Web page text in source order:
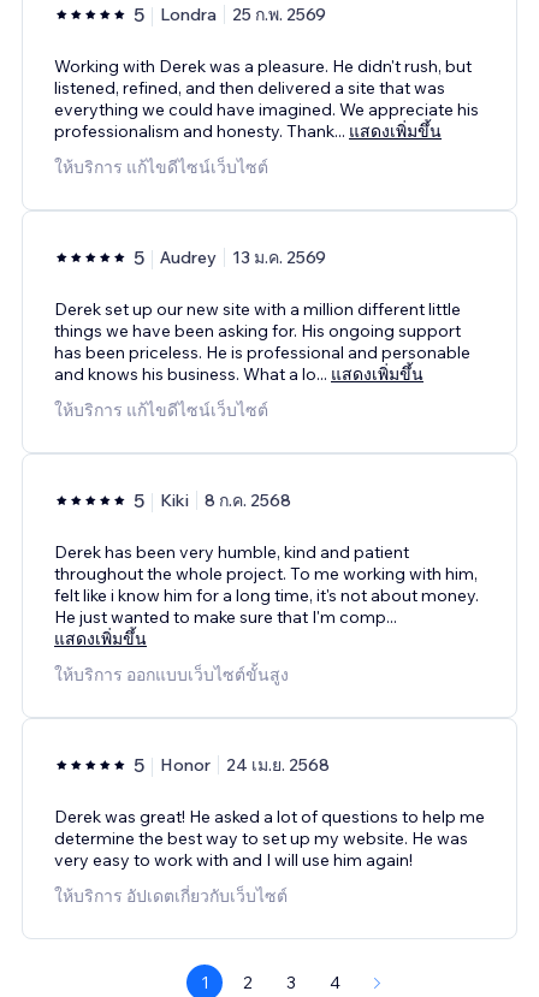
5 Londra 25 ก.พ. 2569
Working with Derek was a pleasure. He didn't rush, but
listened, refined, and then delivered a site that was
everything we could have imagined. We appreciate his
professionalism and honesty. Thank... แสดงเพิ่มขึ้น
ให้บริการ แก้ไขดีไซน์เว็บไซต์
5 Audrey 13 ม.ค. 2569
Derek set up our new site with a million different little
things we have been asking for. His ongoing support
has been priceless. He is professional and personable
and knows his business. What a lo... แสดงเพิ่มขึ้น
ให้บริการ แก้ไขดีไซน์เว็บไซต์
5 Kiki 8 ก.ค. 2568
Derek has been very humble, kind and patient
throughout the whole project. To me working with him,
felt like i know him for a long time, it's not about money.
He just wanted to make sure that I'm comp...
แสดงเพิ่มขึ้น
ให้บริการ ออกแบบเว็บไซต์ขั้นสูง
5 Honor 24 เม.ย. 2568
Derek was great! He asked a lot of questions to help me
determine the best way to set up my website. He was
very easy to work with and I will use him again!
ให้บริการ อัปเดตเกี่ยวกับเว็บไซต์
1 2 3 4